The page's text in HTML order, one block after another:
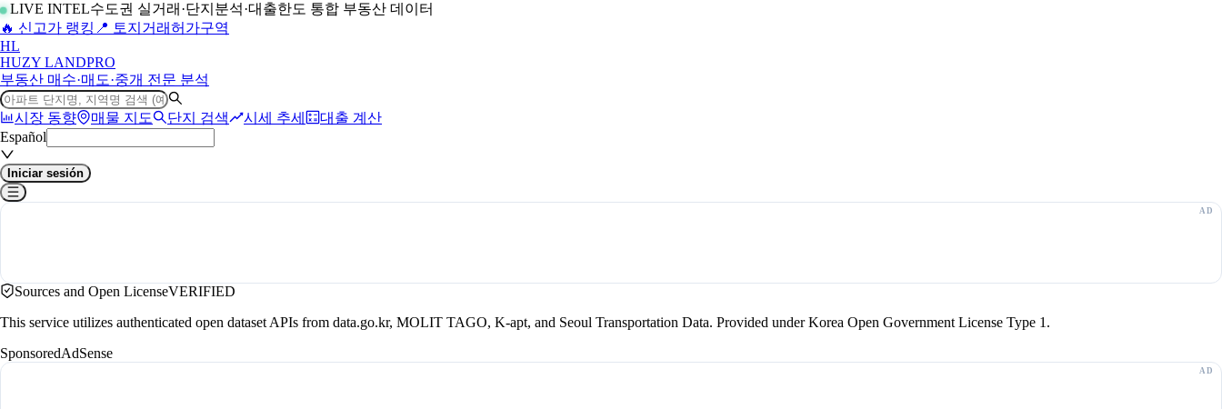
LIVE INTEL수도권 실거래·단지분석·대출한도 통합 부동산 데이터
🔥 신고가 랭킹 📍 토지거래허가구역
HL
HUZY LANDPRO
부동산 매수·매도·중개 전문 분석
시장 동향 매물 지도 단지 검색 시세 추세
대출 계산
Español
Iniciar sesión
Sources and Open LicenseVERIFIED
This service utilizes authenticated open dataset APIs from data.go.kr, MOLIT TAGO, K-apt, and Seoul Transportation Data. Provided under Korea Open Government License Type 1.
SponsoredAdSense